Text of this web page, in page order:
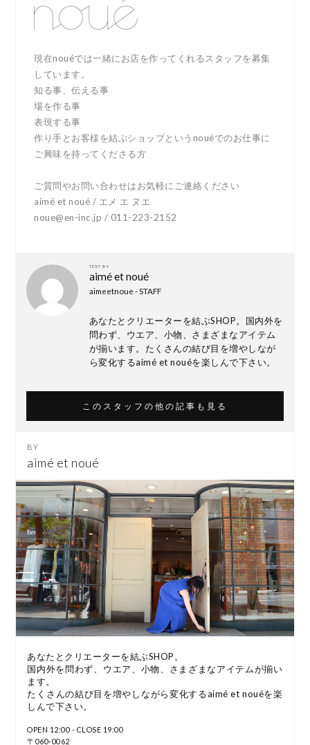
現在nouéでは一緒にお店を作ってくれるスタッフを募集
しています。
知る事、伝える事
場を作る事
表現する事
作り手とお客様を結ぶショップというnouéでのお仕事に
ご興味を持ってくださる方
ご質問やお問い合わせはお気軽にご連絡ください
aimé et noué / エメ エ ヌエ
noue@en-inc.jp / 011-223-2152
TEXT BY
aimé et noué
aimeetnoue - STAFF
あなたとクリエーターを結ぶSHOP。国内外を
問わず、ウエア、小物、さまざまなアイテム
が揃います。たくさんの結び目を増やしなが
ら変化するaimé et nouéを楽しんで下さい。
このスタッフの他の記事も見る
aimé et noué
あなたとクリエーターを結ぶSHOP。
国内外を問わず、ウエア、小物、さまざまなアイテムが揃い
ます。
たくさんの結び目を増やしながら変化するaimé et nouéを楽
しんで下さい。
OPEN 12:00 - CLOSE 19:00
〒060-0062